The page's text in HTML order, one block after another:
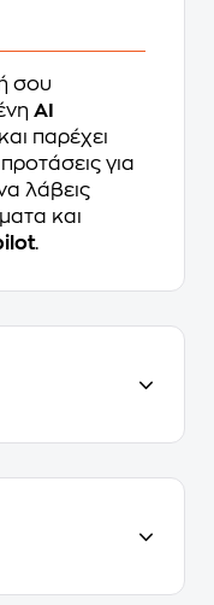
σου
AI
παρέχει
για
λάβεις
και
.